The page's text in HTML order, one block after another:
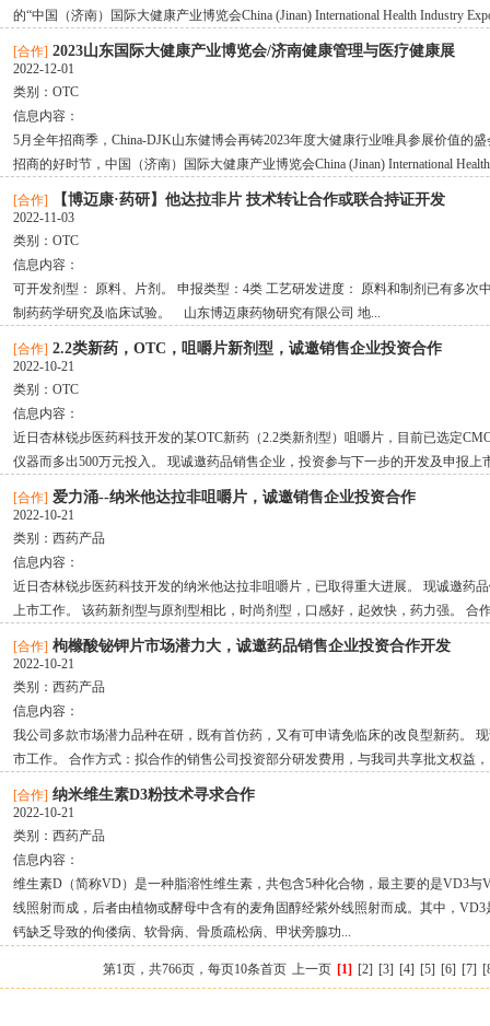
的“中国（济南）国际大健康产业博览会China (Jinan) International Health Industry
[合作] 2023山东国际大健康产业博览会/济南健康管理与医疗健康展
2022-12-01
类别： OTC
信息内容：
5月全年招商季，China-DJK山东健博会再铸2023年度大健康行业唯具参展价值的
招商的好时节，中国（济南）国际大健康产业博览会China (Jinan) International
[合作] 【博迈康·药研】他达拉非片 技术转让合作或联合持证开发
2022-11-03
类别： OTC
信息内容：
可开发剂型： 原料、片剂。 申报类型：4类 工艺研发进度： 原料和制剂已有多次
制药药学研究及临床试验。 山东博迈康药物研究有限公司 地...
[合作] 2.2类新药，OTC，咀嚼片新剂型，诚邀销售企业投资合作
2022-10-21
类别： OTC
信息内容：
近日杏林锐步医药科技开发的某OTC新药（2.2类新剂型）咀嚼片，目前已选定
仪器而多出500万元投入。 现诚邀药品销售企业，投资参与下一步的开发及申报上
[合作] 爱力涌--纳米他达拉非咀嚼片，诚邀销售企业投资合作
2022-10-21
类别： 西药产品
信息内容：
近日杏林锐步医药科技开发的纳米他达拉非咀嚼片，已取得重大进展。 现诚邀药
上市工作。 该药新剂型与原剂型相比，时尚剂型，口感好，起效快，药力强。 合
[合作] 枸橼酸铋钾片市场潜力大，诚邀药品销售企业投资合作开发
2022-10-21
类别： 西药产品
信息内容：
我公司多款市场潜力品种在研，既有首仿药，又有可申请免临床的改良型新药。
市工作。 合作方式：拟合作的销售公司投资部分研发费用，与我司共享批文权益
[合作] 纳米维生素D3粉技术寻求合作
2022-10-21
类别： 西药产品
信息内容：
维生素D（简称VD）是一种脂溶性维生素，共包含5种化合物，最主要的是VD3与
线照射而成，后者由植物或酵母中含有的麦角固醇经紫外线照射而成。其中，
钙缺乏导致的佝偻病、软骨病、骨质疏松病、甲状旁腺功...
第1页，共766页，每页10条首页 上一页 [1] [2] [3] [4] [5] [6] [7]